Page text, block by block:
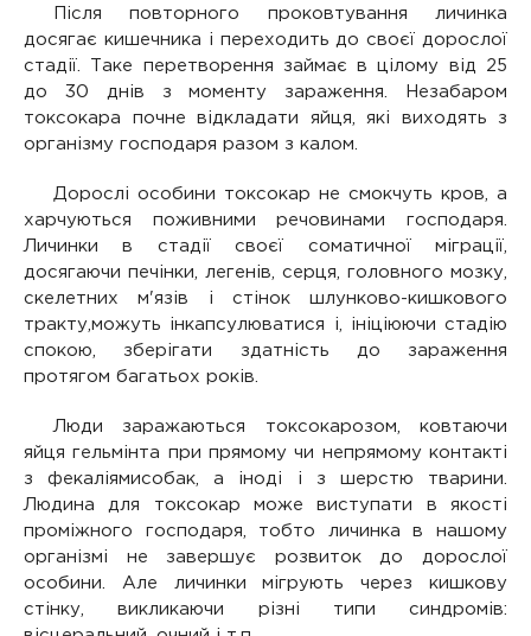
Після повторного проковтування личинка
досягає кишечника і переходить до своєї дорослої
стадії. Таке перетворення займає в цілому від 25
до 30 днів з моменту зараження. Незабаром
токсокара почне відкладати яйця, які виходять з
організму господаря разом з калом.
Дорослі особини токсокар не смокчуть кров, а
харчуються поживними речовинами господаря.
Личинки в стадії своєї соматичної міграції,
досягаючи печінки, легенів, серця, головного мозку,
скелетних м'язів і стінок шлунково-кишкового
тракту,можуть інкапсулюватися і, ініціюючи стадію
спокою, зберігати здатність до зараження
протягом багатьох років.
Люди заражаються токсокарозом, ковтаючи
яйця гельмінта при прямому чи непрямому контакті
з фекаліямисобак, а іноді і з шерстю тварини.
Людина для токсокар може виступати в якості
проміжного господаря, тобто личинка в нашому
організмі не завершує розвиток до дорослої
особини. Але личинки мігрують через кишкову
стінку, викликаючи різні типи синдромів: